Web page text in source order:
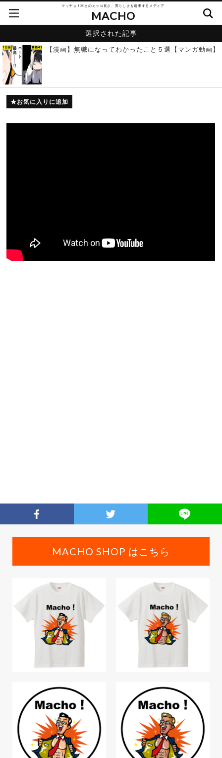
マッチョ！本当のカッコ良さ、男らしさを追求するメディア
MACHO
選択された記事
【漫画】無職になってわかったこと５選【マンガ動画】
お気に入りに追加
MACHO SHOP はこちら